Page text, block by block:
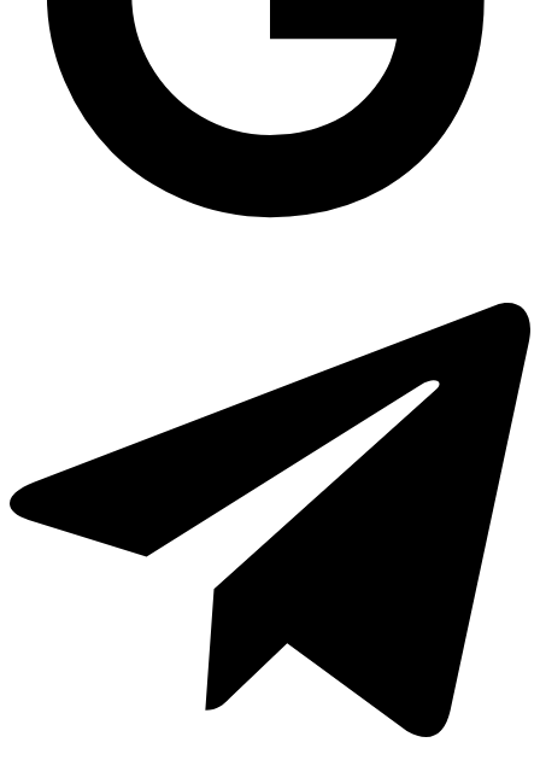
Коробочки для соусів
Засіб для посуду 5 літрів
Блістерна упаковка універсальна 2237 PS на 1550 мл, 500 шт/уп
Виделка прозора СКЛОПЛАСТИК столова одноразова, 100 шт/уп